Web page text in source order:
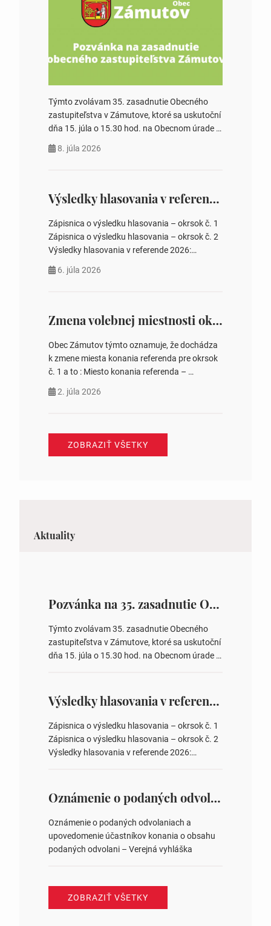
Týmto zvolávam 35. zasadnutie Obecného
zastupiteľstva v Zámutove, ktoré sa uskutoční
dňa 15. júla o 15.30 hod. na Obecnom úrade v
rokovania 2. Schválenie návrhovej komisie a
zastupiteľstiev, počtu poslancov obecných
zastupiteľstiev v nich 4. Schválenie odpredaja
obecného pozemku –…
8. júla 2026
Výsledky hlasovania v referende 2026
Zápisnica o výsledku hlasovania – okrsok č. 1
Zápisnica o výsledku hlasovania – okrsok č. 2
Výsledky hlasovania v referende 2026:
na hlasovaní https://www.volbysr.sk/…
6. júla 2026
Zmena volebnej miestnosti okrsok č. 1
Obec Zámutov týmto oznamuje, že dochádza
k zmene miesta konania referenda pre okrsok
č. 1 a to : Miesto konania referenda –
Tomášová starostka obce
2. júla 2026
ZOBRAZIŤ VŠETKY
Aktuality
Pozvánka na 35. zasadnutie OZ v Zámutove
Týmto zvolávam 35. zasadnutie Obecného
zastupiteľstva v Zámutove, ktoré sa uskutoční
dňa 15. júla o 15.30 hod. na Obecnom úrade v
overovateľov zápisnice 3. Určenie volebných
obvodov pre voľby poslancov obecných
zastupiteľstiev, počtu poslancov obecných
zastupiteľstiev v nich 4. Schválenie odpredaja
obecného pozemku –…
Výsledky hlasovania v referende 2026
Zápisnica o výsledku hlasovania – okrsok č. 1
Zápisnica o výsledku hlasovania – okrsok č. 2
Výsledky hlasovania v referende 2026:
ysledky.html
Oznámenie o podaných odvolaniach a upovedomenie účastníkov konania o obsahu podaných odvolani – Verejná vyhláška
Oznámenie o podaných odvolaniach a
upovedomenie účastníkov konania o obsahu
podaných odvolani – Verejná vyhláška
ZOBRAZIŤ VŠETKY